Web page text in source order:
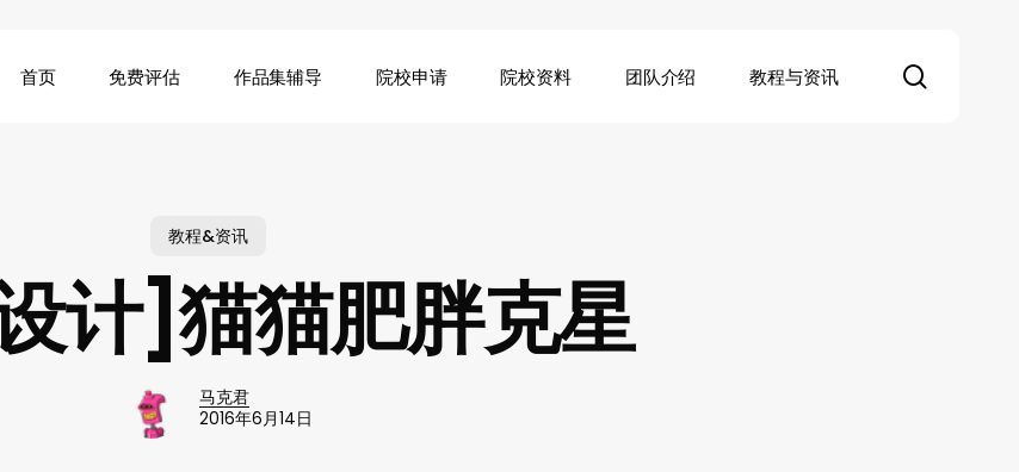
首页 免费评估 作品集辅导 院校申请 院校资料 团队介绍 教程与资讯
教程&资讯
计]猫猫肥胖克星
马克君
2016年6月14日